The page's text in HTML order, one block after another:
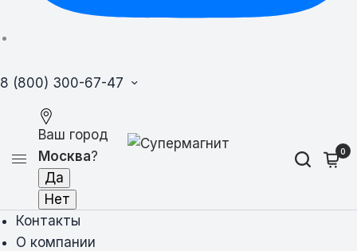
8 (800) 300-67-47
Ваш город
Москва? 0
Контакты
О компании